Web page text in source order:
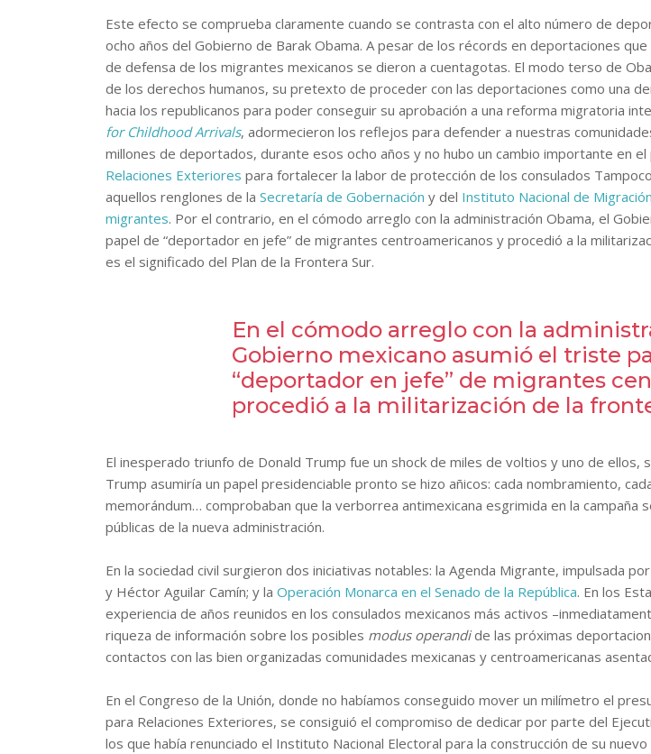
Este efecto se comprueba claramente cuando se contrasta con el alto número de
ocho años del Gobierno de Barak Obama. A pesar de los récords en deportaciones
de defensa de los migrantes mexicanos se dieron a cuentagotas. El modo terso de
de los derechos humanos, su pretexto de proceder con las deportaciones como una
hacia los republicanos para poder conseguir su aprobación a una reforma migratoria
for Childhood Arrivals, adormecieron los reflejos para defender a nuestras
millones de deportados, durante esos ocho años y no hubo un cambio importante en
Relaciones Exteriores para fortalecer la labor de protección de los consulados
aquellos renglones de la Secretaría de Gobernación y del Instituto Nacional de
migrantes. Por el contrario, en el cómodo arreglo con la administración Obama, el
papel de “deportador en jefe” de migrantes centroamericanos y procedió a la
es el significado del Plan de la Frontera Sur.
En el cómodo arreglo con la
Gobierno mexicano asumió el triste
“deportador en jefe” de migrantes
procedió a la militarización de la
El inesperado triunfo de Donald Trump fue un shock de miles de voltios y uno de ellos,
Trump asumiría un papel presidenciable pronto se hizo añicos: cada nombramiento,
memorándum… comprobaban que la verborrea antimexicana esgrimida en la campaña
públicas de la nueva administración.
En la sociedad civil surgieron dos iniciativas notables: la Agenda Migrante, impulsada
y Héctor Aguilar Camín; y la Operación Monarca en el Senado de la República. En los
experiencia de años reunidos en los consulados mexicanos más activos
riqueza de información sobre los posibles modus operandide las próximas
contactos con las bien organizadas comunidades mexicanas y centroamericanas
En el Congreso de la Unión, donde no habíamos conseguido mover un milímetro el
para Relaciones Exteriores, se consiguió el compromiso de dedicar por parte del
los que había renunciado el Instituto Nacional Electoral para la construcción de su